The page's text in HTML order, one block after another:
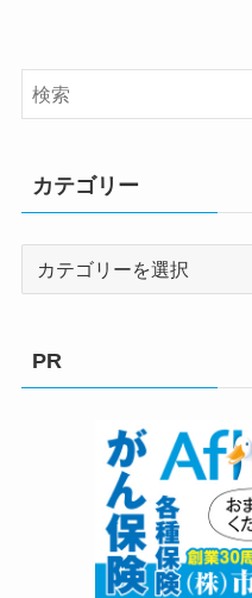
カテゴリー
PR